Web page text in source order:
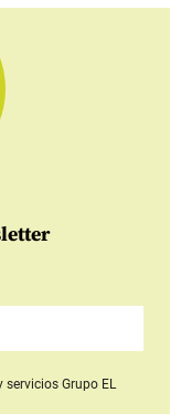
serviciosGrupo EL